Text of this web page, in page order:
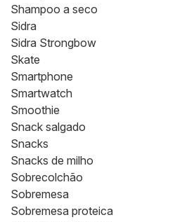
Shampoo a seco
Sidra
Sidra Strongbow
Skate
Smartphone
Smartwatch
Smoothie
Snack salgado
Snacks
Snacks de milho
Sobrecolchão
Sobremesa
Sobremesa proteica